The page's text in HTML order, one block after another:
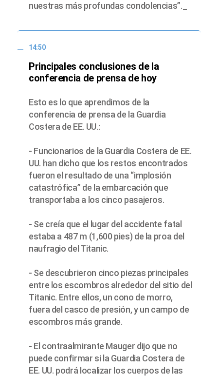
nuestras más profundas condolencias”._
14:50
Principales conclusiones de la
conferencia de prensa de hoy
Esto es lo que aprendimos de la
conferencia de prensa de la Guardia
Costera de EE. UU.:
- Funcionarios de la Guardia Costera de EE.
UU. han dicho que los restos encontrados
fueron el resultado de una “implosión
catastrófica” de la embarcación que
transportaba a los cinco pasajeros.
- Se creía que el lugar del accidente fatal
estaba a 487 m (1,600 pies) de la proa del
naufragio del Titanic.
- Se descubrieron cinco piezas principales
entre los escombros alrededor del sitio del
Titanic. Entre ellos, un cono de morro,
fuera del casco de presión, y un campo de
escombros más grande.
- El contraalmirante Mauger dijo que no
puede confirmar si la Guardia Costera de
EE. UU. podrá localizar los cuerpos de las